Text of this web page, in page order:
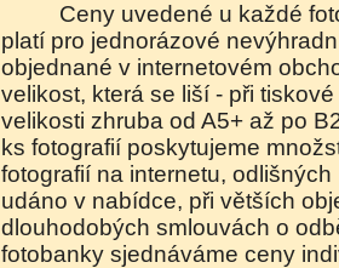
Ceny uvedené u každé fotografie jsou orientační a
platí pro jednorázové
objednané v internetovém
velikost, která se liší - při
velikosti zhruba od A5+ až po
ks fotografií poskytujeme
fotografií na internetu,
udáno v nabídce, při větších
dlouhodobých smlouvách o
fotobanky sjednáváme ceny